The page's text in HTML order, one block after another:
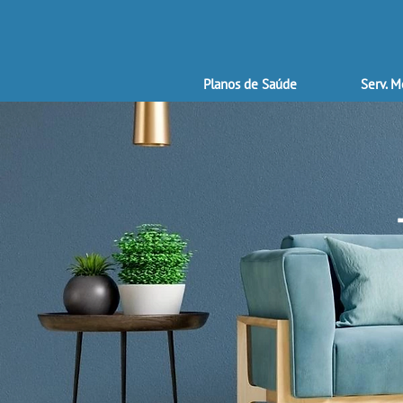
Planos de Saúde Serv.